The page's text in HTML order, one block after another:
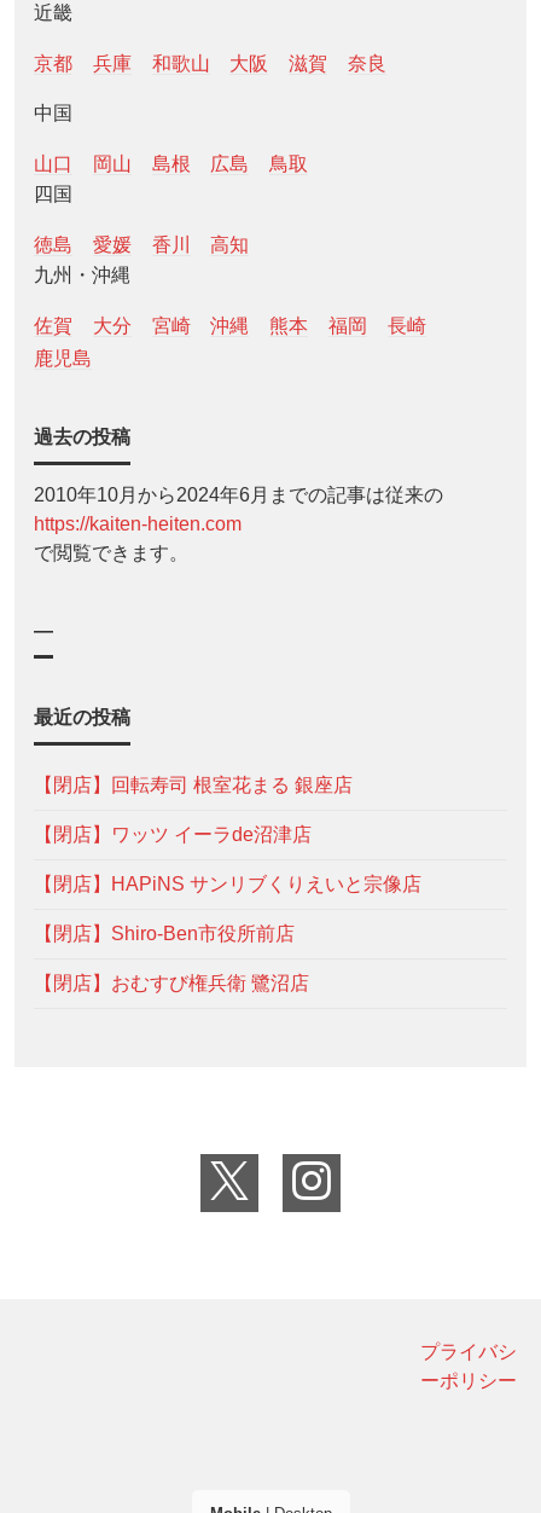
近畿
京都 兵庫 和歌山 大阪 滋賀 奈良
中国
山口 岡山 島根 広島
鳥取
四国
徳島 愛媛 香川
高知
九州・沖縄
佐賀 大分 宮崎 沖縄 熊本 福岡
長崎
鹿児島
過去の投稿
2010年10月から2024年6月までの記事は従来の
https://kaiten-heiten.com
で閲覧できます。
—
最近の投稿
【閉店】回転寿司 根室花まる 銀座店
【閉店】ワッツ イーラde沼津店
【閉店】HAPiNS サンリブくりえいと宗像店
【閉店】Shiro-Ben市役所前店
【閉店】おむすび権兵衛 鷺沼店
プライバシ
ーポリシー